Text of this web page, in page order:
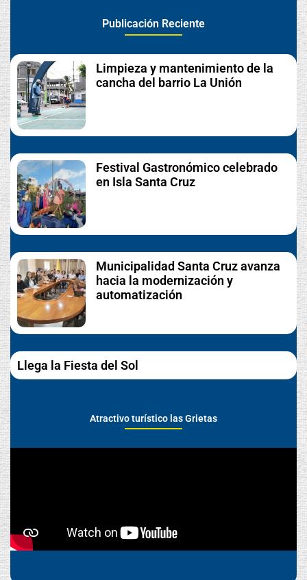
Publicación Reciente
Limpieza y mantenimiento de la
cancha del barrio La Unión
Festival Gastronómico celebrado
en Isla Santa Cruz
Municipalidad Santa Cruz avanza
hacia la modernización y
automatización
Llega la Fiesta del Sol
Atractivo turístico las Grietas